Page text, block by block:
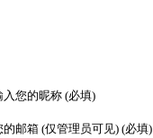
入您的昵称 (必填)
的邮箱 (仅管理员可见) (必填)